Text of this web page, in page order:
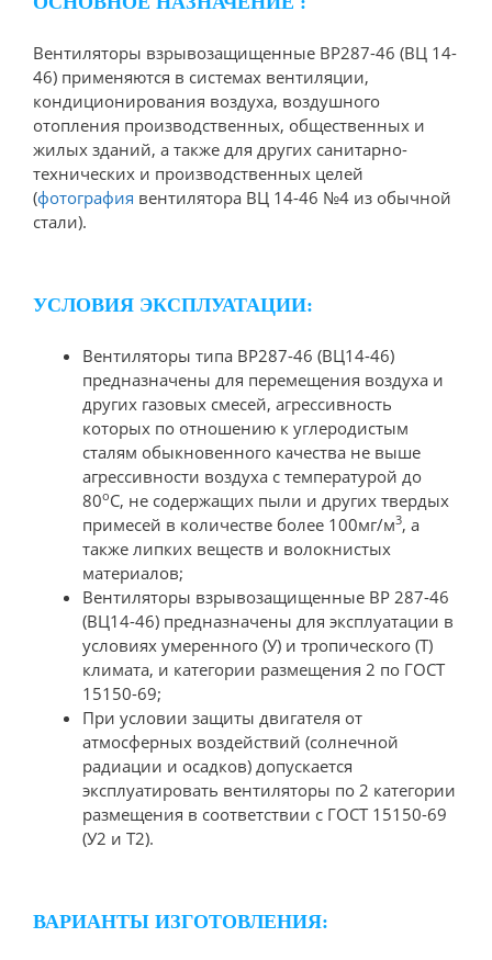
Вентиляторы взрывозащищенные ВР287-46 (ВЦ 14-
46) применяются в системах вентиляции,
кондиционирования воздуха, воздушного
отопления производственных, общественных и
жилых зданий, а также для других санитарно-
технических и производственных целей
(фотография вентилятора ВЦ 14-46 №4 из обычной
стали).
УСЛОВИЯ ЭКСПЛУАТАЦИИ:
Вентиляторы типа ВР287-46 (ВЦ14-46)
предназначены для перемещения воздуха и
других газовых смесей, агрессивность
которых по отношению к углеродистым
сталям обыкновенного качества не выше
агрессивности воздуха с температурой до
80оС, не содержащих пыли и других твердых
примесей в количестве более 100мг/м3, а
также липких веществ и волокнистых
материалов;
Вентиляторы взрывозащищенные ВР 287-46
(ВЦ14-46) предназначены для эксплуатации в
условиях умеренного (У) и тропического (Т)
климата, и категории размещения 2 по ГОСТ
15150-69;
При условии защиты двигателя от
атмосферных воздействий (солнечной
радиации и осадков) допускается
эксплуатировать вентиляторы по 2 категории
размещения в соответствии с ГОСТ 15150-69
(У2 и Т2).
ВАРИАНТЫ ИЗГОТОВЛЕНИЯ: